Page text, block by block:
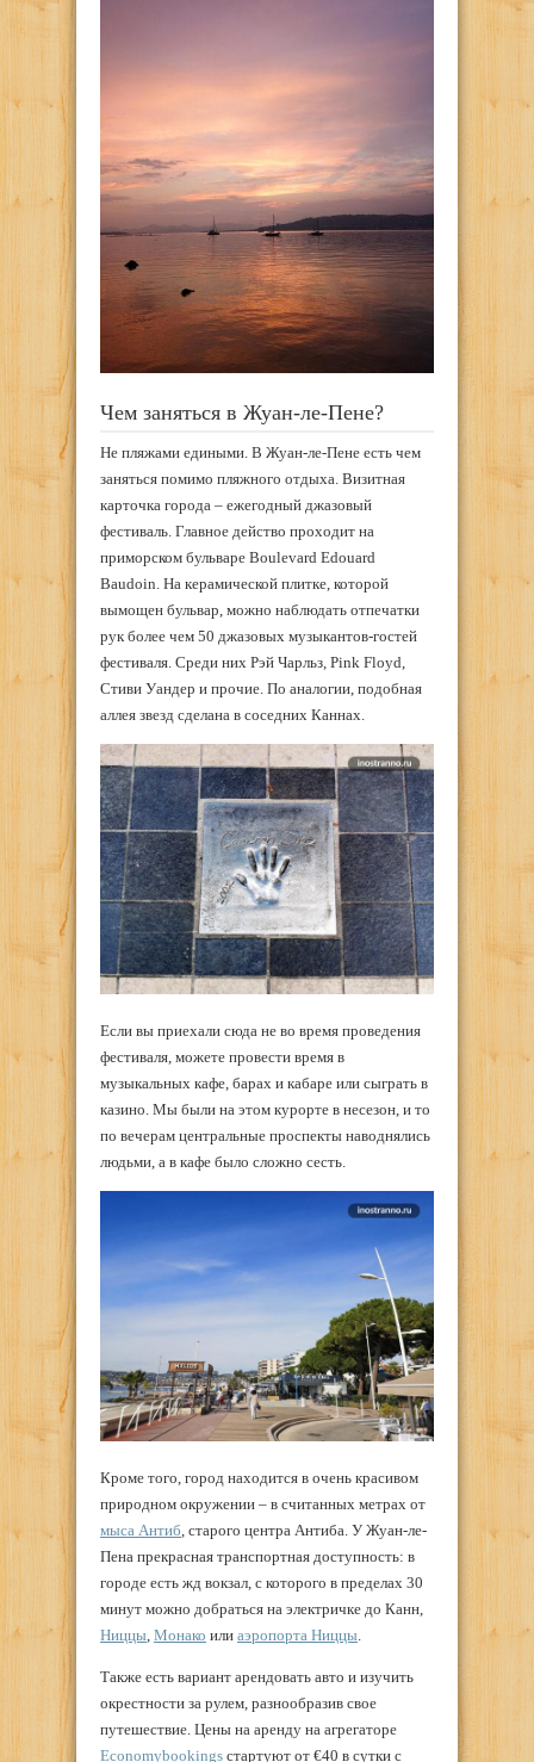
Чем заняться в Жуан-ле-Пене?
Не пляжами едиными. В Жуан-ле-Пене есть чем
заняться помимо пляжного отдыха. Визитная
карточка города – ежегодный джазовый
фестиваль. Главное действо проходит на
приморском бульваре Boulevard Edouard
Baudoin. На керамической плитке, которой
вымощен бульвар, можно наблюдать отпечатки
рук более чем 50 джазовых музыкантов-гостей
фестиваля. Среди них Рэй Чарльз, Pink Floyd,
Стиви Уандер и прочие. По аналогии, подобная
аллея звезд сделана в соседних Каннах.
Если вы приехали сюда не во время проведения
фестиваля, можете провести время в
музыкальных кафе, барах и кабаре или сыграть в
казино. Мы были на этом курорте в несезон, и то
по вечерам центральные проспекты наводнялись
людьми, а в кафе было сложно сесть.
Кроме того, город находится в очень красивом
природном окружении – в считанных метрах от
мыса Антиб , старого центра Антиба. У Жуан-ле-
Пена прекрасная транспортная доступность: в
городе есть жд вокзал, с которого в пределах 30
минут можно добраться на электричке до Канн,
Ниццы Монако или аэропорта Ниццы
Также есть вариант арендовать авто и изучить
окрестности за рулем, разнообразив свое
путешествие. Цены на аренду на агрегаторе
Economybookings стартуют от €40 в сутки с